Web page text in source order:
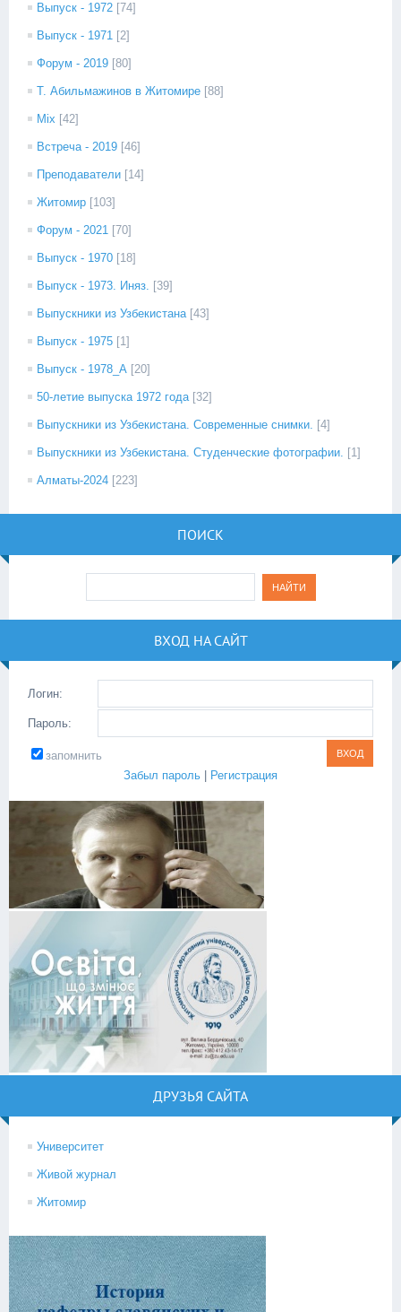
Выпуск - 1972 [74]
Выпуск - 1971 [2]
Форум - 2019 [80]
Т. Абильмажинов в Житомире [88]
Mix [42]
Встреча - 2019 [46]
Преподаватели [14]
Житомир [103]
Форум - 2021 [70]
Выпуск - 1970 [18]
Выпуск - 1973. Иняз. [39]
Выпускники из Узбекистана [43]
Выпуск - 1975 [1]
Выпуск - 1978_А [20]
50-летие выпуска 1972 года [32]
Выпускники из Узбекистана. Современные снимки. [4]
Выпускники из Узбекистана. Студенческие фотографии. [1]
Алматы-2024 [223]
ПОИСК
ВХОД НА САЙТ
Логин:
Пароль:
запомнить
Забыл пароль
Регистрация
ДРУЗЬЯ САЙТА
Университет
Живой журнал
Житомир